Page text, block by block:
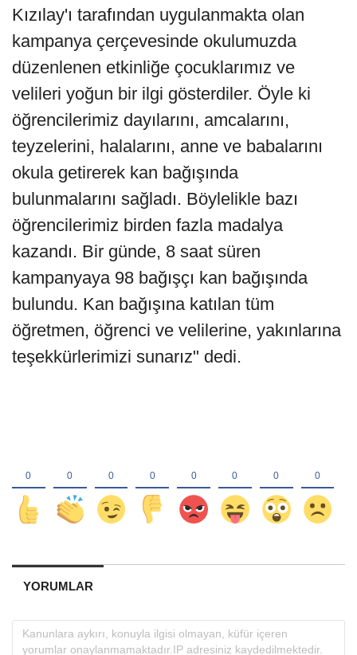
Kızılay'ı tarafından uygulanmakta olan
kampanya çerçevesinde okulumuzda
düzenlenen etkinliğe çocuklarımız ve
velileri yoğun bir ilgi gösterdiler. Öyle ki
öğrencilerimiz dayılarını, amcalarını,
teyzelerini, halalarını, anne ve babalarını
okula getirerek kan bağışında
bulunmalarını sağladı. Böylelikle bazı
öğrencilerimiz birden fazla madalya
kazandı. Bir günde, 8 saat süren
kampanyaya 98 bağışçı kan bağışında
bulundu. Kan bağışına katılan tüm
öğretmen, öğrenci ve velilerine, yakınlarına
teşekkürlerimizi sunarız" dedi.
YORUMLAR